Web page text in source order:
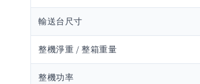
輸送台尺寸
整機淨重 / 整箱重量
整機功率